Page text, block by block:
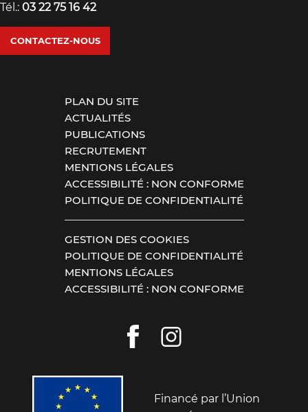
Tél.: 03 22 75 16 42
CONTACTEZ-NOUS
PLAN DU SITE
ACTUALITÉS
PUBLICATIONS
RECRUTEMENT
MENTIONS LÉGALES
ACCESSIBILITÉ : NON CONFORME
POLITIQUE DE CONFIDENTIALITÉ
GESTION DES COOKIES
POLITIQUE DE CONFIDENTIALITÉ
MENTIONS LÉGALES
ACCESSIBILITÉ : NON CONFORME
Financé par l’Union